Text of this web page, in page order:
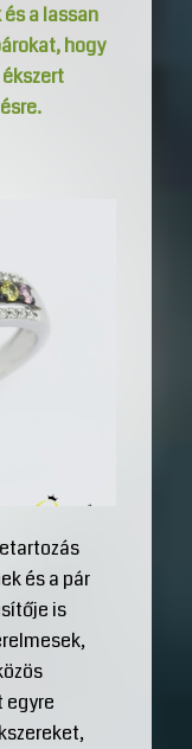
a lassan
hogy
és a pár
is
egyre